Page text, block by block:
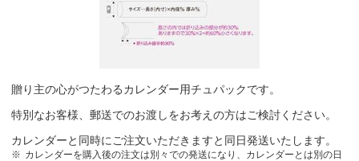
贈り主の心がつたわるカレンダー用チュパックです。
特別なお客様、郵送でのお渡しをお考えの方はご検討ください。
カレンダーと同時にご注文いただきますと同日発送いたします。
カレンダーを購入後の注文は別々での発送になり、カレンダーとは別の日